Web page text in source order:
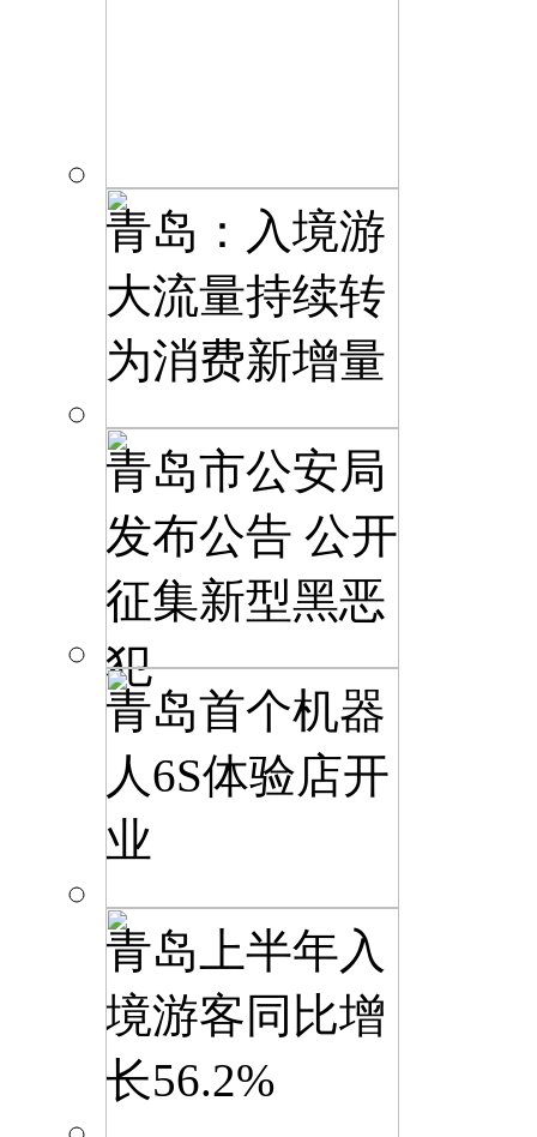
青岛：入境游
大流量持续转
为消费新增量
青岛市公安局
发布公告 公开
征集新型黑恶
犯
青岛首个机器
人6S体验店开
业
青岛上半年入
境游客同比增
长56.2%